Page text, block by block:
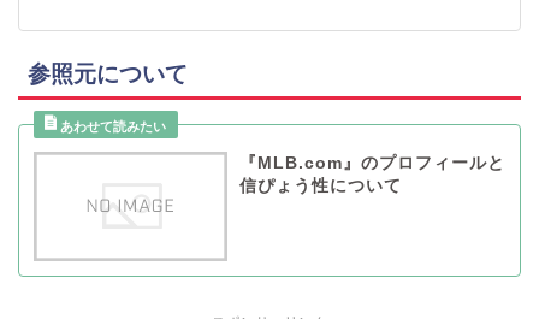
参照元について
『MLB.com』のプロフィールと
信ぴょう性について